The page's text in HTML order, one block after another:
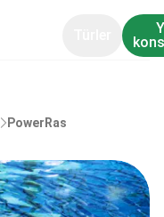
PowerRas